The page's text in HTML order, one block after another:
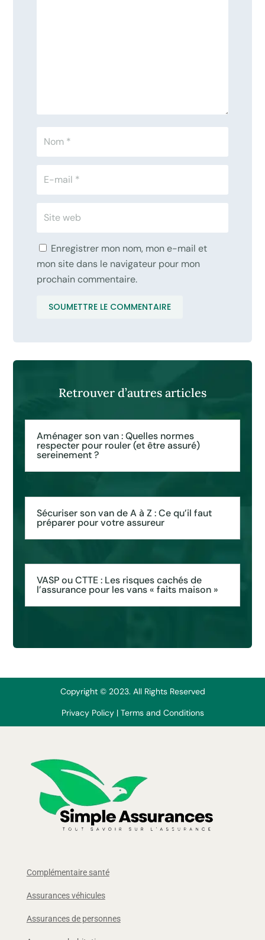
Enregistrer mon nom, mon e-mail et
mon site dans le navigateur pour mon
prochain commentaire.
SOUMETTRE LE COMMENTAIRE
Retrouver d’autres articles
Aménager son van : Quelles normes
respecter pour rouler (et être assuré)
sereinement ?
Sécuriser son van de A à Z : Ce qu’il faut
préparer pour votre assureur
VASP ou CTTE : Les risques cachés de
l’assurance pour les vans « faits maison »
Copyright © 2023. All Rights Reserved
Privacy Policy | Terms and Conditions
Complémentaire santé
Assurances véhicules
Assurances de personnes